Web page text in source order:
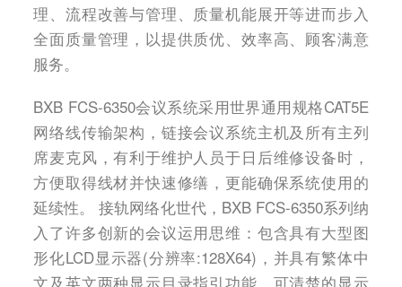
理、流程改善与管理、质量机能展开等进而步入
全面质量管理，以提供质优、效率高、顾客满意
服务。
BXB FCS-6350会议系统采用世界通用规格CAT5E
网络线传输架构，链接会议系统主机及所有主列
席麦克风，有利于维护人员于日后维修设备时，
方便取得线材并快速修缮，更能确保系统使用的
延续性。 接轨网络化世代，BXB FCS-6350系列纳
入了许多创新的会议运用思维：包含具有大型图
形化LCD显示器(分辨率:128X64)，并具有繁体中
文及英文两种显示目录指引功能，可清楚的显示